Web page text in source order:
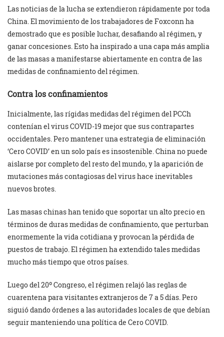
Las noticias de la lucha se extendieron rápidamente por toda
China. El movimiento de los trabajadores de Foxconn ha
demostrado que es posible luchar, desafiando al régimen, y
ganar concesiones. Esto ha inspirado a una capa más amplia
de las masas a manifestarse abiertamente en contra de las
medidas de confinamiento del régimen.
Contra los confinamientos
Inicialmente, las rígidas medidas del régimen del PCCh
contenían el virus COVID-19 mejor que sus contrapartes
occidentales. Pero mantener una estrategia de eliminación
‘Cero COVID’ en un solo país es insostenible. China no puede
aislarse por completo del resto del mundo, y la aparición de
mutaciones más contagiosas del virus hace inevitables
nuevos brotes.
Las masas chinas han tenido que soportar un alto precio en
términos de duras medidas de confinamiento, que perturban
enormemente la vida cotidiana y provocan la pérdida de
puestos de trabajo. El régimen ha extendido tales medidas
mucho más tiempo que otros países.
Luego del 20º Congreso, el régimen relajó las reglas de
cuarentena para visitantes extranjeros de 7 a 5 días. Pero
siguió dando órdenes a las autoridades locales de que debían
seguir manteniendo una política de Cero COVID.